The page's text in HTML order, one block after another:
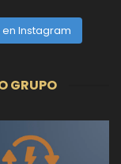
Instagram
GRUPO